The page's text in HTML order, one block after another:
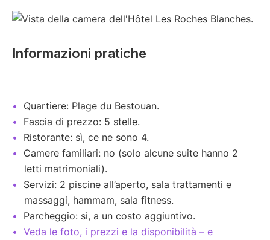
Informazioni pratiche
Quartiere: Plage du Bestouan.
Fascia di prezzo: 5 stelle.
Ristorante: sì, ce ne sono 4.
Camere familiari: no (solo alcune suite hanno 2
letti matrimoniali).
Servizi: 2 piscine all’aperto, sala trattamenti e
massaggi, hammam, sala fitness.
Parcheggio: sì, a un costo aggiuntivo.
Veda le foto, i prezzi e la disponibilità – e